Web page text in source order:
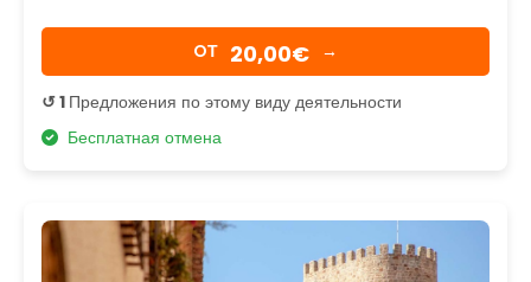
OТ 20,00€ →
↺ 1 Предложения по этому виду деятельности
Бесплатная отмена